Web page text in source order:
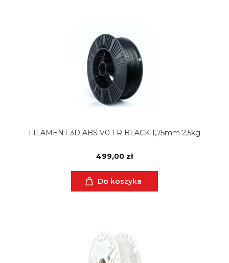
FILAMENT 3D ABS V0 FR BLACK 1,75mm 2,5kg
499,00 zł
Do koszyka